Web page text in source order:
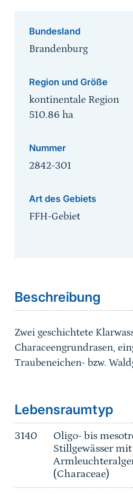
Bundesland
Brandenburg
Region und Größe
kontinentale Region
510.86 ha
Nummer
2842-301
Art des Gebiets
FFH-Gebiet
Beschreibung
Zwei geschichtete
Characeengrundrasen,
Traubeneichen- bzw.
Lebensraumtyp
3140
Oligo- bis
Stillgewässer
(Characeae)